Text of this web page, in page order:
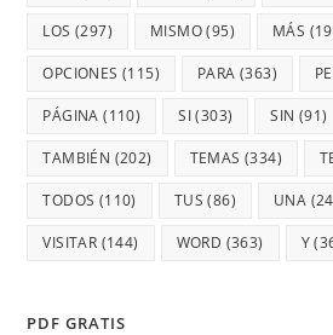
LOS (297) MISMO(95) MÁS
OPCIONES (115) PARA (363)
PÁGINA (110) SI(303) SIN (91)
TAMBIÉN (202) TEMAS (334)
TODOS (110) TUS (86) UNA
VISITAR (144) WORD (363) Y
PDF GRATIS